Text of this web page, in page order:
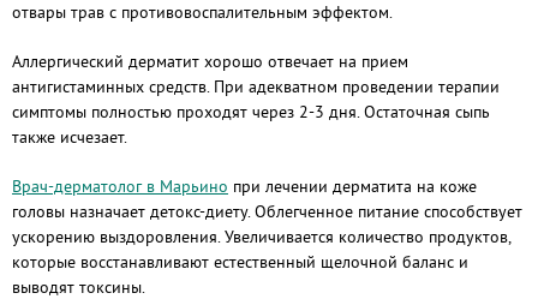
отвары трав с противовоспалительным эффектом.
Аллергический дерматит хорошо отвечает на прием
антигистаминных средств. При адекватном проведении терапии
симптомы полностью проходят через 2-3 дня. Остаточная сыпь
также исчезает.
Врач-дерматолог в Марьино при лечении дерматита на коже
головы назначает детокс-диету. Облегченное питание способствует
ускорению выздоровления. Увеличивается количество продуктов,
которые восстанавливают естественный щелочной баланс и
выводят токсины.